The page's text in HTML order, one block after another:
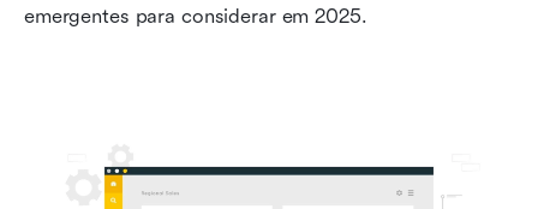
emergentes para considerar em 2025.